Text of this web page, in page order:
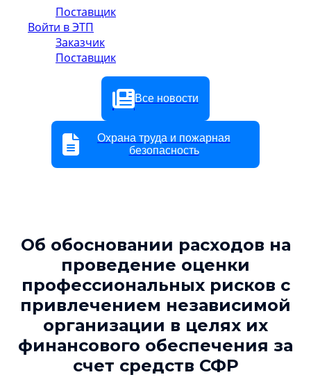
Поставщик
Войти в ЭТП
Заказчик
Поставщик
Все новости
Охрана труда и пожарная
безопасность
Об обосновании расходов на
проведение оценки
профессиональных рисков с
привлечением независимой
организации в целях их
финансового обеспечения за
счет средств СФР